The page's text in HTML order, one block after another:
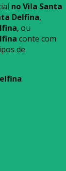
no Vila Santa
Delfina,
, ou
conte com
de